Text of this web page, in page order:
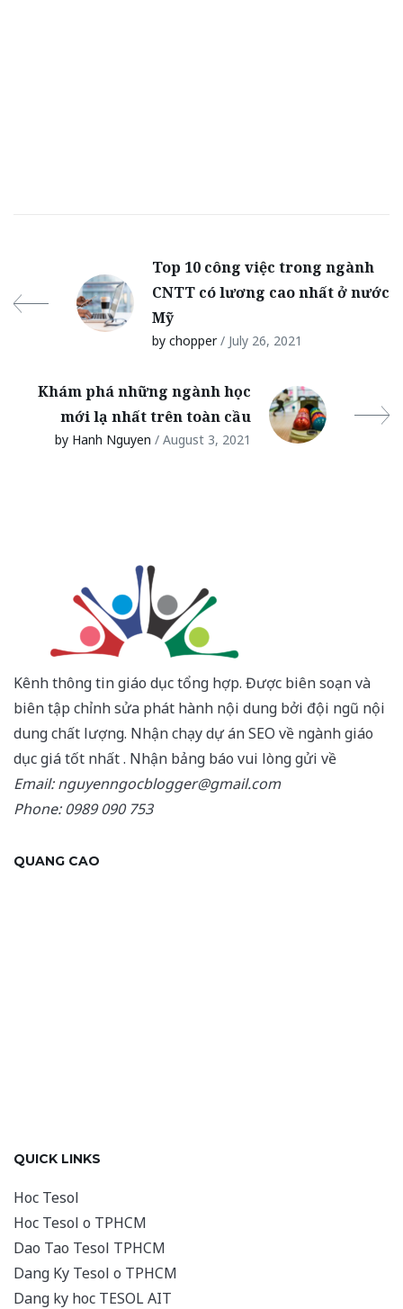
Top 10 công việc trong ngành
CNTT có lương cao nhất ở nước
Mỹ
by chopper/ July 26, 2021
Khám phá những ngành học
mới lạ nhất trên toàn cầu
by Hanh Nguyen / August 3, 2021
Kênh thông tin giáo dục tổng hợp. Được biên soạn và
biên tập chỉnh sửa phát hành nội dung bởi đội ngũ nội
dung chất lượng. Nhận chạy dự án SEO về ngành giáo
dục giá tốt nhất . Nhận bảng báo vui lòng gửi về
Email: nguyenngocblogger@gmail.com
Phone: 0989 090 753
QUANG CAO
QUICK LINKS
Hoc Tesol
Hoc Tesol o TPHCM
Dao Tao Tesol TPHCM
Dang Ky Tesol o TPHCM
Dang ky hoc TESOL AIT